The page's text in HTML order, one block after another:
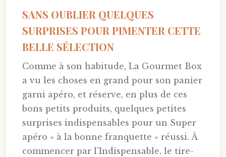
SANS OUBLIER QUELQUES
SURPRISES POUR PIMENTER CETTE
BELLE SÉLECTION
Comme à son habitude, La Gourmet Box
a vu les choses en grand pour son panier
garni apéro, et réserve, en plus de ces
bons petits produits, quelques petites
surprises indispensables pour un Super
apéro « à la bonne franquette » réussi. À
commencer par l'Indispensable, le tire-